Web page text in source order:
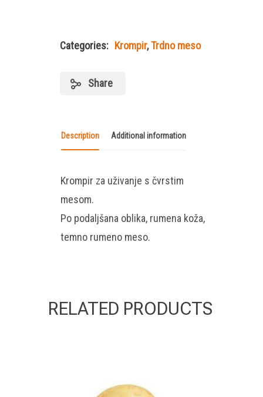
Categories: Krompir,Trdno meso
Share
Description Additional information
Krompir za uživanje s čvrstim
mesom.
Po podaljšana oblika, rumena koža,
temno rumeno meso.
RELATED PRODUCTS